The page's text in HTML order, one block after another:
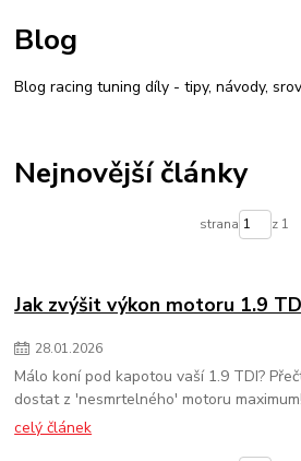
#tuning motoru
chip tuning octavia 1.9 tdi
Focus RS MK3
Blog
Blog racing tuning díly - tipy, návody,
Nejnovější články
strana z 1
Jak zvýšit výkon motoru 1.9
28.01.2026
Málo koní pod kapotou vaší 1.9 TDI?
dostat z 'nesmrtelného' motoru maximum!
celý článek